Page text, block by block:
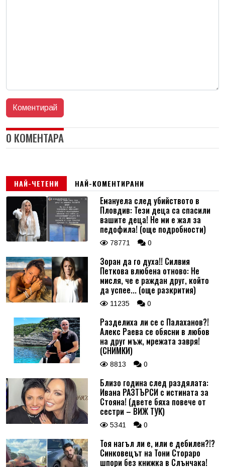
0 КОМЕНТАРА
НАЙ-ЧЕТЕНИ НАЙ-КОМЕНТИРАНИ
Емануела след убийството в
Пловдив: Тези деца са спасили
вашите деца! Не ми е жал за
педофила! (още подробности)
78771 0
Зоран да го духа!! Силвия
Петкова влюбена отново: Не
мисля, че е раждан друг, който
да успее... (още разкрития)
11235 0
Разделиха ли се с Палаханов?!
Алекс Раева се обясни в любов
на друг мъж, мрежата завря!
(СНИМКИ)
8813 0
Близо година след раздялата:
Ивана РАЗТЪРСИ с истината за
Стояна! (двете бяха повече от
сестри – ВИЖ ТУК)
5341 0
Тоя нагъл ли е, или е дебилен?!?
Синковецът на Тони Стораро
шпори без книжка в Слънчака!